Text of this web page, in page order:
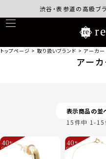
渋谷・表参道の高級ブ
トップページ 取り扱いブランド アーカー
アー
表示商品の並
15件中 1-15
40%
OFF
40%
OFF ～